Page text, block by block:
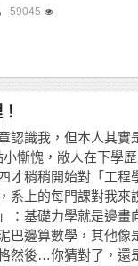
59045
認識我，但本人其實
慚愧，敝人在下學
才稍稍開始對「工程
系上的每門課對我來
：基礎力學就是邊畫
巴邊算數學，其他像
然後…你猜對了，還